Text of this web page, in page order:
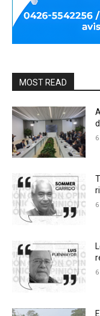
MOST READ